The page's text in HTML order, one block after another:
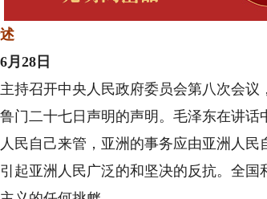
月28日
召开中央人民政府委员会第八次会议
门二十七日声明的声明。毛泽东在讲
民自己来管，亚洲的事务应由亚洲人
起亚洲人民广泛的和坚决的反抗。全国